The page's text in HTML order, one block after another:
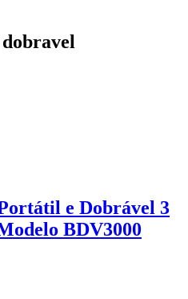
e Dobrável 3
BDV3000